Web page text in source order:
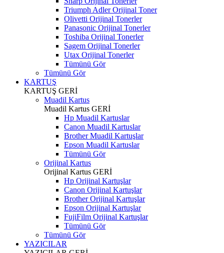
Triumph Adler Orijinal Toner
Olivetti Orijinal Tonerler
Panasonic Orijinal Tonerler
Toshiba Orijinal Tonerler
Sagem Orijinal Tonerler
Utax Orijinal Tonerler
Tümünü Gör
Tümünü Gör
KARTUŞ
KARTUŞ GERİ
Muadil Kartus
Muadil Kartus GERİ
Hp Muadil Kartuslar
Canon Muadil Kartuslar
Brother Muadil Kartuşlar
Epson Muadil Kartuslar
Tümünü Gör
Orijinal Kartus
Orijinal Kartus GERİ
Hp Orijinal Kartuşlar
Canon Orijinal Kartuşlar
Brother Orijinal Kartuşlar
Epson Orijinal Kartuşlar
FujiFilm Orijinal Kartuşlar
Tümünü Gör
Tümünü Gör
YAZICILAR